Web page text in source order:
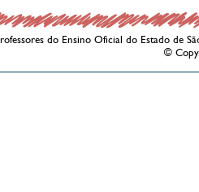
do Ensino Oficial do Estado de
©